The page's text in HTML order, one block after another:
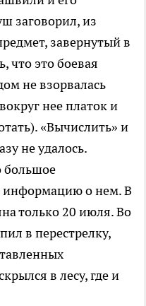
заговорил, из
завернутый в
что это боевая
не взорвалась
нее платок и
«Вычислить» и
не удалось.
большое
информацию о нем. В
только 20 июля. Во
в перестрелку,
в лесу, где и